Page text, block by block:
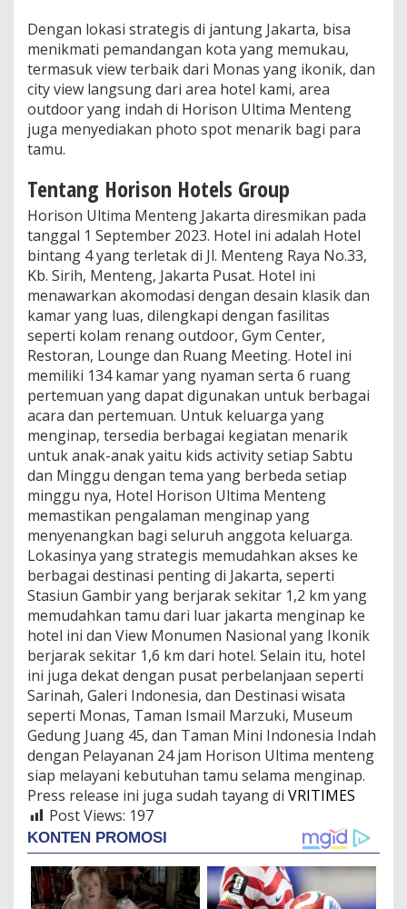
Dengan lokasi strategis di jantung Jakarta, bisa
menikmati pemandangan kota yang memukau,
termasuk view terbaik dari Monas yang ikonik, dan
city view langsung dari area hotel kami, area
outdoor yang indah di Horison Ultima Menteng
juga menyediakan photo spot menarik bagi para
tamu.
Tentang Horison Hotels Group
Horison Ultima Menteng Jakarta diresmikan pada
tanggal 1 September 2023. Hotel ini adalah Hotel
bintang 4 yang terletak di Jl. Menteng Raya No.33,
Kb. Sirih, Menteng, Jakarta Pusat. Hotel ini
menawarkan akomodasi dengan desain klasik dan
kamar yang luas, dilengkapi dengan fasilitas
seperti kolam renang outdoor, Gym Center,
Restoran, Lounge dan Ruang Meeting. Hotel ini
memiliki 134 kamar yang nyaman serta 6 ruang
pertemuan yang dapat digunakan untuk berbagai
acara dan pertemuan. Untuk keluarga yang
menginap, tersedia berbagai kegiatan menarik
untuk anak-anak yaitu kids activity setiap Sabtu
dan Minggu dengan tema yang berbeda setiap
minggu nya, Hotel Horison Ultima Menteng
memastikan pengalaman menginap yang
menyenangkan bagi seluruh anggota keluarga.
Lokasinya yang strategis memudahkan akses ke
berbagai destinasi penting di Jakarta, seperti
Stasiun Gambir yang berjarak sekitar 1,2 km yang
memudahkan tamu dari luar jakarta menginap ke
hotel ini dan View Monumen Nasional yang Ikonik
berjarak sekitar 1,6 km dari hotel. Selain itu, hotel
ini juga dekat dengan pusat perbelanjaan seperti
Sarinah, Galeri Indonesia, dan Destinasi wisata
seperti Monas, Taman Ismail Marzuki, Museum
Gedung Juang 45, dan Taman Mini Indonesia Indah
dengan Pelayanan 24 jam Horison Ultima menteng
siap melayani kebutuhan tamu selama menginap.
Press release ini juga sudah tayang di VRITIMES
Post Views: 197